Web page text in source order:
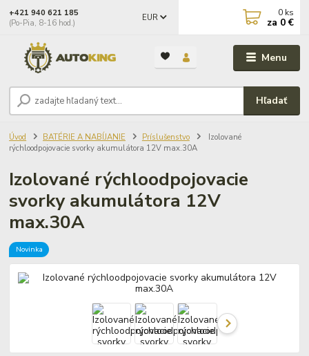
Menu
EUR
Hľadať
+421 940 621 185
(Po-Pia, 8-16 hod.)
0 ks
za 0 €
Úvod BATÉRIE A NABÍJANIE Príslušenstvo
Izolované
rýchloodpojovacie svorky akumulátora 12V max.30A
Izolované rýchloodpojovacie
svorky akumulátora 12V
max.30A
Novinka